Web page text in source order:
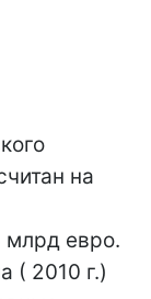
на
млрд евро.
( 2010 г.)